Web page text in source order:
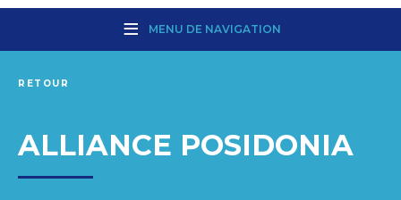
MENU DE NAVIGATION
RETOUR
ALLIANCE POSIDONIA